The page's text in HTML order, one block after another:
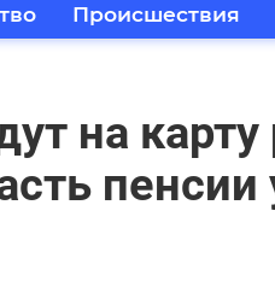
Происшествия
на